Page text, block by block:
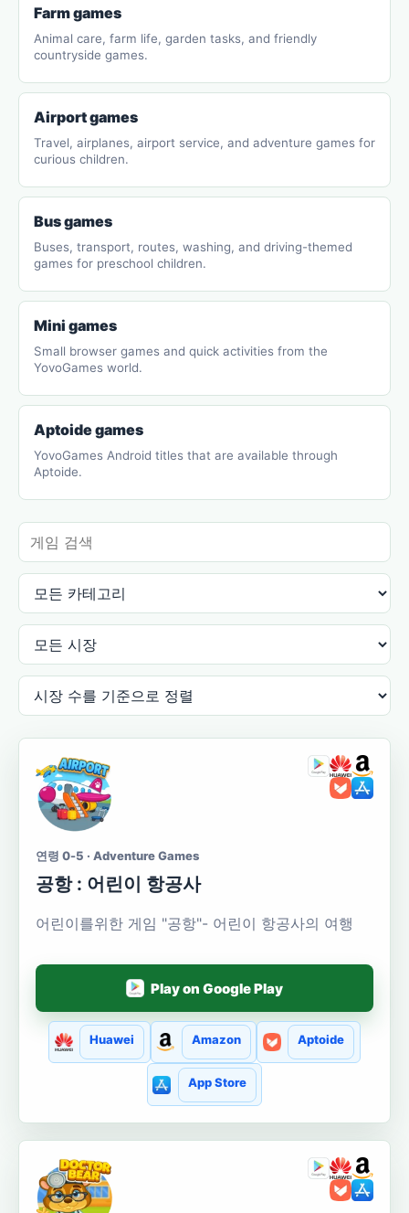
Farm games
Animal care, farm life, garden tasks, and friendly
countryside games.
Airport games
Travel, airplanes, airport service, and adventure games for
curious children.
Bus games
Buses, transport, routes, washing, and driving-themed
games for preschool children.
Mini games
Small browser games and quick activities from the
YovoGames world.
Aptoide games
YovoGames Android titles that are available through
Aptoide.
연령 0-5 · Adventure Games
공항 : 어린이 항공사
어린이를위한 게임 "공항"- 어린이 항공사의 여행
Play on Google Play
Huawei Amazon Aptoide
App Store